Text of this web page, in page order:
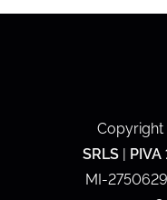
Copyright
SRLS
MI-